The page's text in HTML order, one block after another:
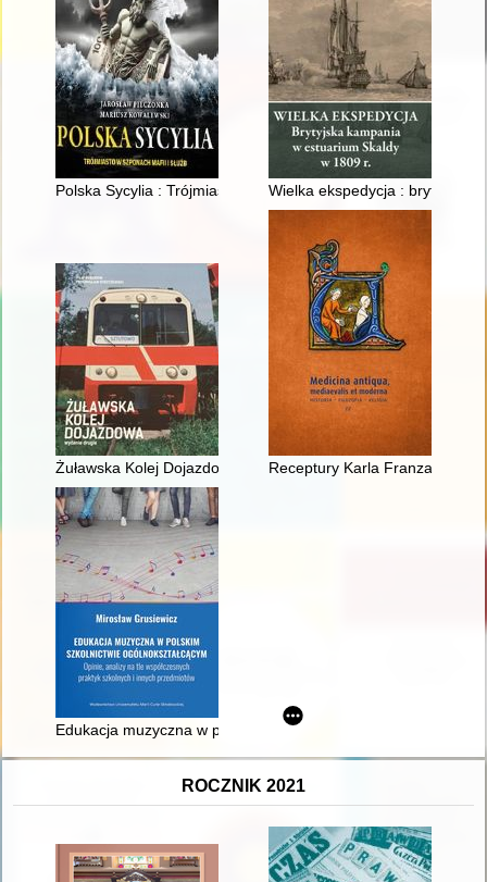
Polska Sycylia : Trójmiasto w szponach mafii i służb
Wielka ekspedycja : brytyjska
Żuławska Kolej Dojazdowa Receptury Karla Franza
Edukacja muzyczna w polskim szkolnictwie
ROCZNIK 2021